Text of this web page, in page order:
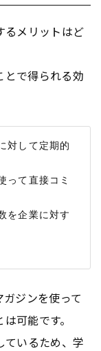
るメリットはど
とで得られる効
ジンを使って
可能です。
ているため、学